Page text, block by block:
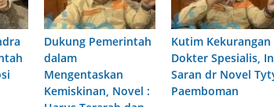
Dukung Pemerintah
dalam
Mengentaskan
Kemiskinan, Novel :
Kutim Kekurangan
Dokter Spesialis,
Saran dr Novel
Paemboman